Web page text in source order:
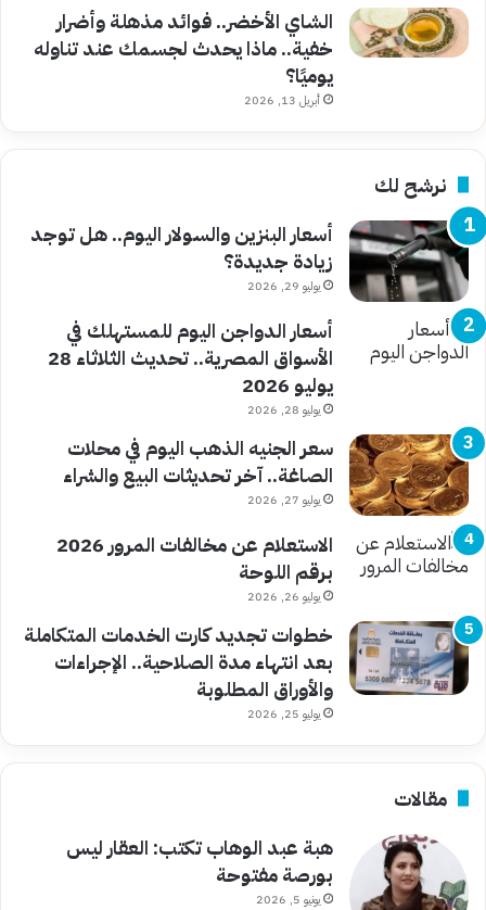
الشاي الأخضر.. فوائد مذهلة وأضرار
خفية.. ماذا يحدث لجسمك عند تناوله
يوميًا؟
أبريل 13, 2026
نرشح لك
أسعار البنزين والسولار اليوم.. هل توجد
زيادة جديدة؟
يوليو 29, 2026
أسعار الدواجن اليوم للمستهلك في
الأسواق المصرية.. تحديث الثلاثاء 28
يوليو 2026
يوليو 28, 2026
سعر الجنيه الذهب اليوم في محلات
الصاغة.. آخر تحديثات البيع والشراء
يوليو 27, 2026
الاستعلام عن مخالفات المرور 2026
برقم اللوحة
يوليو 26, 2026
خطوات تجديد كارت الخدمات المتكاملة
بعد انتهاء مدة الصلاحية.. الإجراءات
والأوراق المطلوبة
يوليو 25, 2026
مقالات
هبة عبد الوهاب تكتب: العقار ليس
بورصة مفتوحة
يونيو 5, 2026